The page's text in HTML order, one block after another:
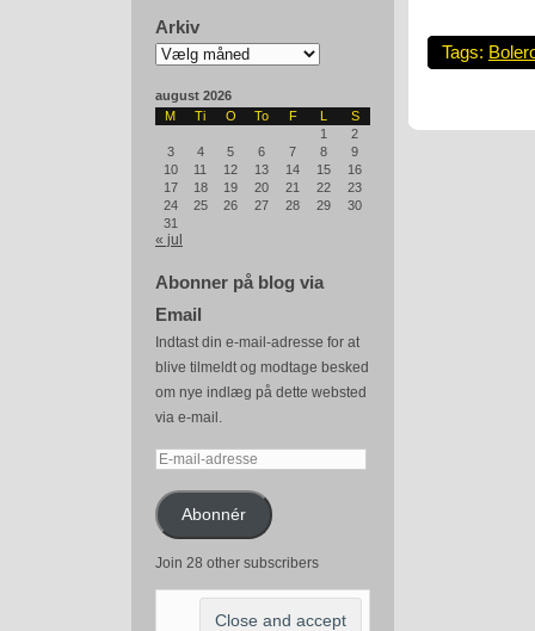
Arkiv
Arkiv
august 2026
M
Ti O To F L
S
1
2
3
4 5 6 7 8
9
10
11 12 13 14 15
16
17
18 19 20 21 22
23
24
25 26 27 28 29
30
31
« jul
Abonner på blog via
Email
Indtast din e-mail-adresse for at
blive tilmeldt og modtage besked
om nye indlæg på dette websted
via e-mail.
E-
adresseAbonnér
Join 28 other subscribers
Tags: